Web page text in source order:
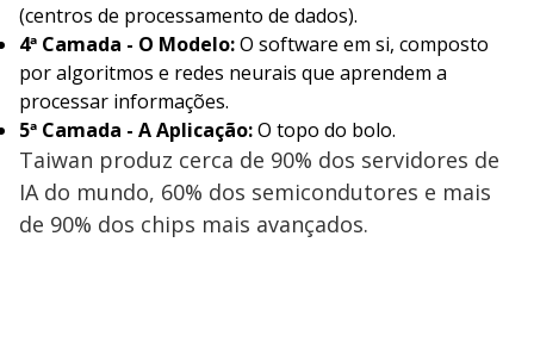
(centros de processamento de dados).
4ª Camada - O Modelo:O software em si, composto
por algoritmos e redes neurais que aprendem a
processar informações.
5ª Camada - A Aplicação:O topo do bolo.
Taiwan produz cerca de 90% dos servidores de
IA do mundo, 60% dos semicondutores e mais
de 90% dos chips mais avançados.